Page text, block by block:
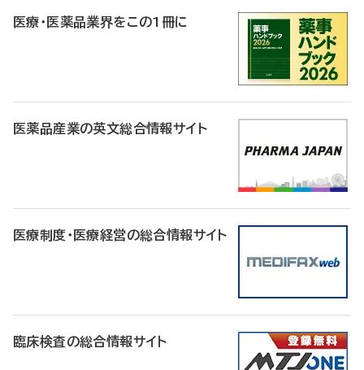
医療・医薬品業界をこの1冊に
医薬品産業の英文総合情報サイト
医療制度・医療経営の総合情報サイト
臨床検査の総合情報サイト